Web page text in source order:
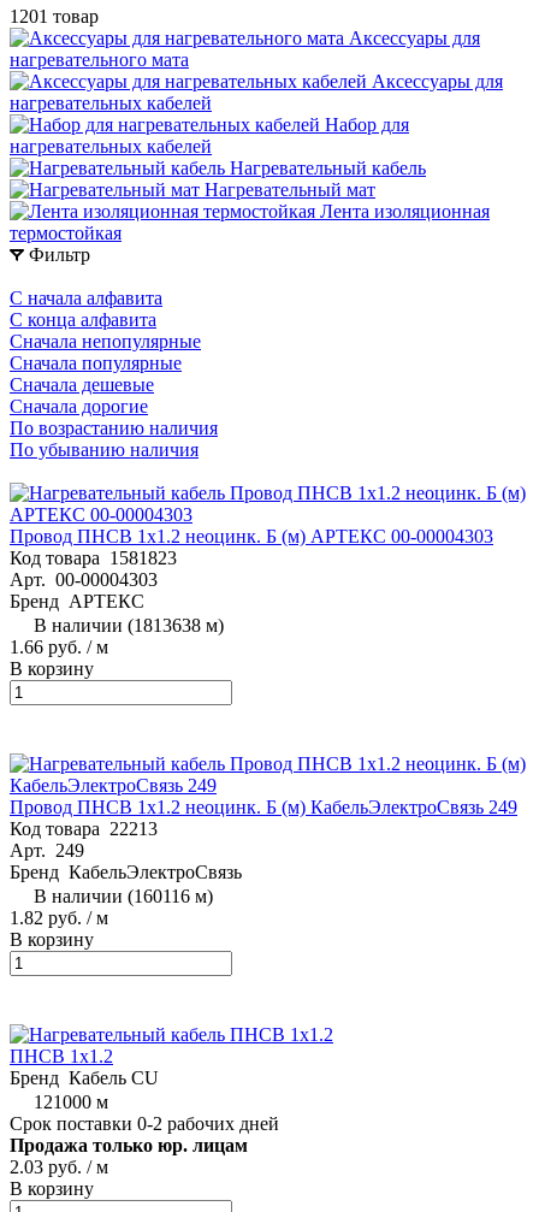
1201 товар
Аксессуары для
нагревательного мата
Аксессуары для
нагревательных кабелей
Набор для
нагревательных кабелей
Нагревательный кабель
Нагревательный мат
Лента изоляционная
термостойкая
Фильтр
С начала алфавита
С конца алфавита
Сначала непопулярные
Сначала популярные
Сначала дешевые
Сначала дорогие
По возрастанию наличия
По убыванию наличия
Провод ПНСВ 1х1.2 неоцинк. Б (м) АРТЕКС 00-00004303
Код товара 1581823
Арт. 00-00004303
Бренд АРТЕКС
В наличии (1813638 м)
1.66 руб. / м
В корзину
Провод ПНСВ 1х1.2 неоцинк. Б (м) КабельЭлектроСвязь 249
Код товара 22213
Арт. 249
Бренд КабельЭлектроСвязь
В наличии (160116 м)
1.82 руб. / м
В корзину
ПНСВ 1х1.2
Бренд Кабель CU
121000 м
Срок поставки 0-2 рабочих дней
Продажа только юр. лицам
2.03 руб. / м
В корзину